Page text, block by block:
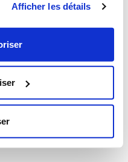
Afficher les détails
nous